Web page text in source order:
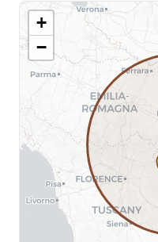
+
−